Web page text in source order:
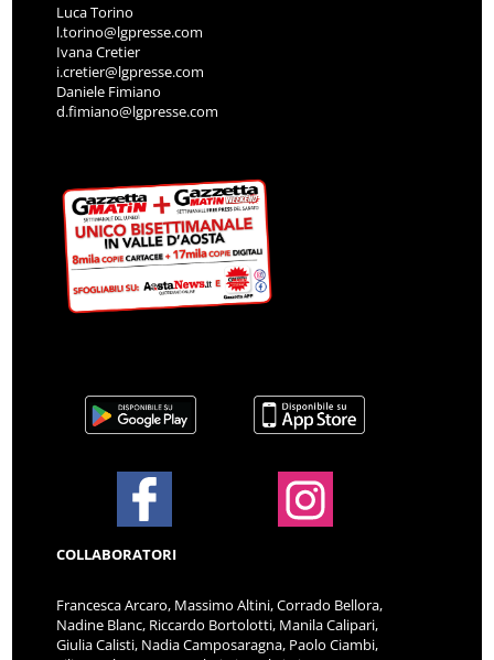
Luca Torino
l.torino@lgpresse.com
Ivana Cretier
i.cretier@lgpresse.com
Daniele Fimiano
d.fimiano@lgpresse.com
COLLABORATORI
Francesca Arcaro, Massimo Altini, Corrado Bellora,
Nadine Blanc, Riccardo Bortolotti, Manila Calipari,
Giulia Calisti, Nadia Camposaragna, Paolo Ciambi,